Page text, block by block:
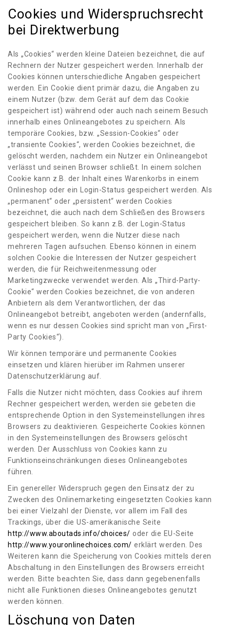
Cookies und Widerspruchsrecht
bei Direktwerbung
Als „Cookies“ werden kleine Dateien bezeichnet, die auf
Rechnern der Nutzer gespeichert werden. Innerhalb der
Cookies können unterschiedliche Angaben gespeichert
werden. Ein Cookie dient primär dazu, die Angaben zu
einem Nutzer (bzw. dem Gerät auf dem das Cookie
gespeichert ist) während oder auch nach seinem Besuch
innerhalb eines Onlineangebotes zu speichern. Als
temporäre Cookies, bzw. „Session-Cookies“ oder
„transiente Cookies“, werden Cookies bezeichnet, die
gelöscht werden, nachdem ein Nutzer ein Onlineangebot
verlässt und seinen Browser schließt. In einem solchen
Cookie kann z.B. der Inhalt eines Warenkorbs in einem
Onlineshop oder ein Login-Status gespeichert werden. Als
„permanent“ oder „persistent“ werden Cookies
bezeichnet, die auch nach dem Schließen des Browsers
gespeichert bleiben. So kann z.B. der Login-Status
gespeichert werden, wenn die Nutzer diese nach
mehreren Tagen aufsuchen. Ebenso können in einem
solchen Cookie die Interessen der Nutzer gespeichert
werden, die für Reichweitenmessung oder
Marketingzwecke verwendet werden. Als „Third-Party-
Cookie“ werden Cookies bezeichnet, die von anderen
Anbietern als dem Verantwortlichen, der das
Onlineangebot betreibt, angeboten werden (andernfalls,
wenn es nur dessen Cookies sind spricht man von „First-
Party Cookies“).
Wir können temporäre und permanente Cookies
einsetzen und klären hierüber im Rahmen unserer
Datenschutzerklärung auf.
Falls die Nutzer nicht möchten, dass Cookies auf ihrem
Rechner gespeichert werden, werden sie gebeten die
entsprechende Option in den Systemeinstellungen ihres
Browsers zu deaktivieren. Gespeicherte Cookies können
in den Systemeinstellungen des Browsers gelöscht
werden. Der Ausschluss von Cookies kann zu
Funktionseinschränkungen dieses Onlineangebotes
führen.
Ein genereller Widerspruch gegen den Einsatz der zu
Zwecken des Onlinemarketing eingesetzten Cookies kann
bei einer Vielzahl der Dienste, vor allem im Fall des
Trackings, über die US-amerikanische Seite
http://www.aboutads.info/choices/ oder die EU-Seite
http://www.youronlinechoices.com/ erklärt werden. Des
Weiteren kann die Speicherung von Cookies mittels deren
Abschaltung in den Einstellungen des Browsers erreicht
werden. Bitte beachten Sie, dass dann gegebenenfalls
nicht alle Funktionen dieses Onlineangebotes genutzt
werden können.
Löschung von Daten